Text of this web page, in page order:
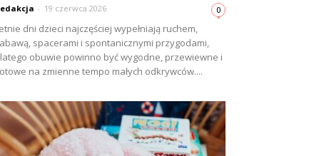
- 19 czerwca 2026 0
dni dzieci najczęściej wypełniają ruchem,
spacerami i spontanicznymi przygodami,
obuwie powinno być wygodne, przewiewne i
na zmienne tempo małych odkrywców....